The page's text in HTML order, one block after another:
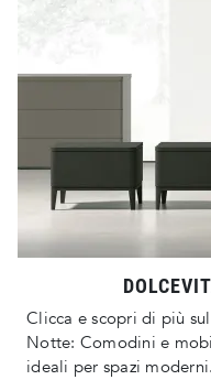
Clicca e scopri di più
Notte: Comodini e
ideali per spazi moderni.